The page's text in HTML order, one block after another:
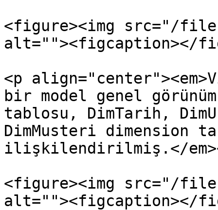
<figure><img src="/files/
alt=""><figcaption></
<p
bir model genel
tablosu, DimTarih,
DimMusteri dimension
ilişkilendirilmiş.</
<figure><img src="/files/
alt=""><figcaption></